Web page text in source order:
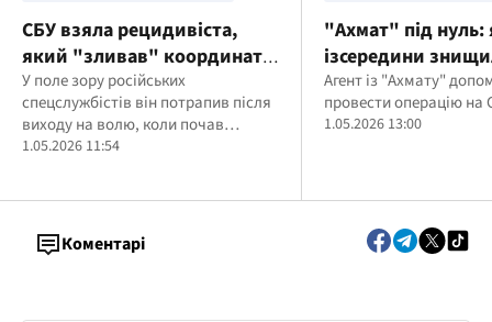
СБУ взяла рецидивіста,
який "зливав" координати
ЗСУ в Миколаєві
У поле зору російських
спецслужбістів він потрапив після
виходу на волю, коли почав
шукати "швидкі заробітки" у
1.05.2026 11:54
"Ахмат" під нуль:
ізсередини
елітний підрозділ
кадирівців
Агент із "Ахмату"
провести операцію на
1.05.2026 13:00
Коментарі